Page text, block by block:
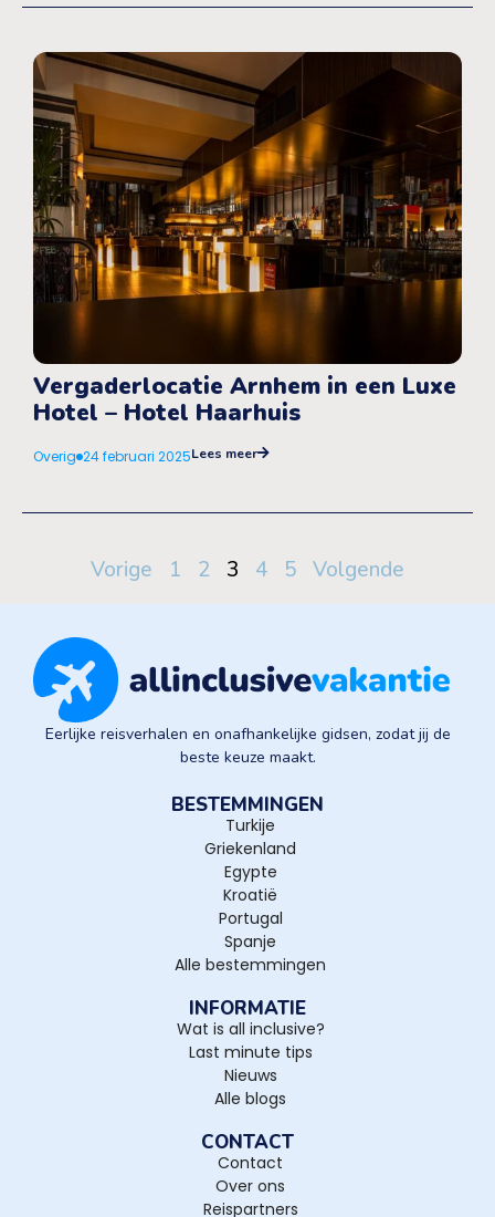
Vergaderlocatie Arnhem in een Luxe
Hotel – Hotel Haarhuis
Overig 24 februari 2025Lees meer
Vorige 1 2 3 4 5 Volgende
Eerlijke reisverhalen en onafhankelijke gidsen, zodat jij de
beste keuze maakt.
BESTEMMINGEN
Turkije
Griekenland
Egypte
Kroatië
Portugal
Spanje
Alle bestemmingen
INFORMATIE
Wat is all inclusive?
Last minute tips
Nieuws
Alle blogs
CONTACT
Contact
Over ons
Reispartners